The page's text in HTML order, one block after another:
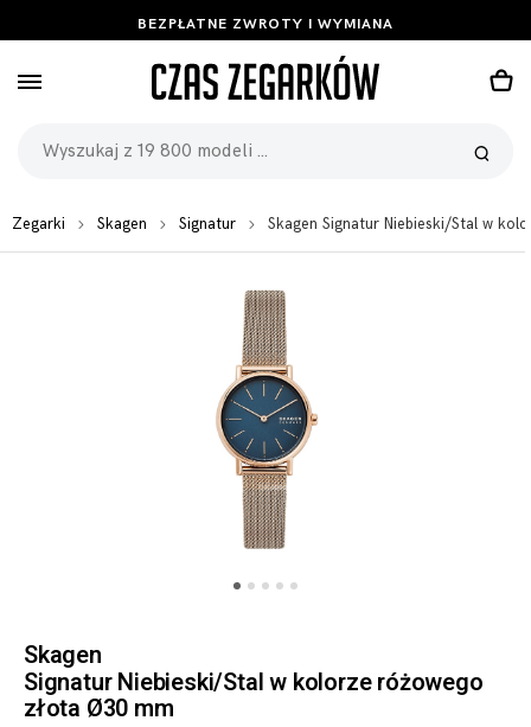
BEZPŁATNE ZWROTY I WYMIANA
Zegarki Skagen Signatur Skagen Signatur Niebieski/Stal w
Skagen
Signatur Niebieski/Stal w kolorze różowego
złota Ø30 mm